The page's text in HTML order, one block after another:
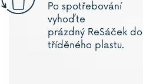
Po spotřebování
vyhoďte
prázdný ReSáčekdo
tříděného plastu.